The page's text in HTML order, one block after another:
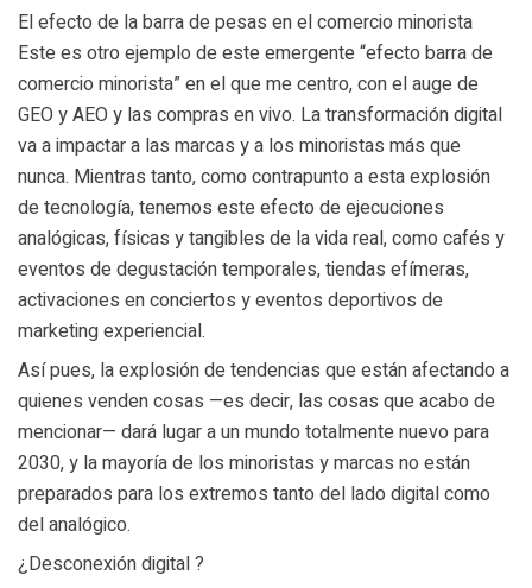
El efecto de la barra de pesas en el comercio minorista
Este es otro ejemplo de este emergente “efecto barra de
comercio minorista” en el que me centro, con el auge de
GEO y AEO y las compras en vivo. La transformación digital
va a impactar a las marcas y a los minoristas más que
nunca. Mientras tanto, como contrapunto a esta explosión
de tecnología, tenemos este efecto de ejecuciones
analógicas, físicas y tangibles de la vida real, como cafés y
eventos de degustación temporales, tiendas efímeras,
activaciones en conciertos y eventos deportivos de
marketing experiencial.
Así pues, la explosión de tendencias que están afectando a
quienes venden cosas —es decir, las cosas que acabo de
mencionar— dará lugar a un mundo totalmente nuevo para
2030, y la mayoría de los minoristas y marcas no están
preparados para los extremos tanto del lado digital como
del analógico.
¿Desconexión digital ?